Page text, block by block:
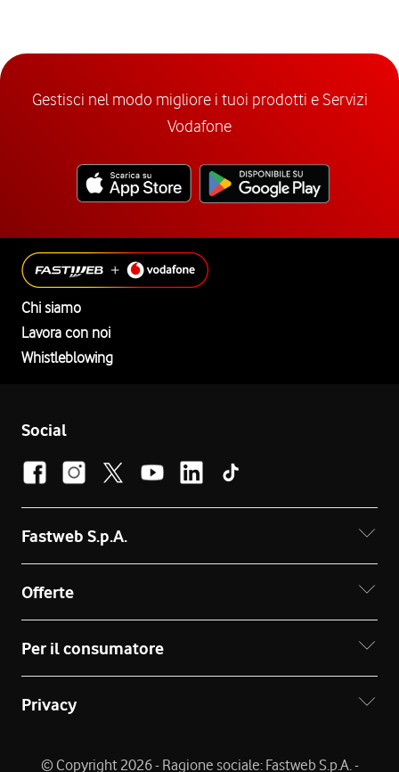
Gestisci nel modo migliore i tuoi prodotti e Servizi
Vodafone
Chi siamo
Lavora con noi
Whistleblowing
Social
Fastweb S.p.A.
Offerte
Per il consumatore
Privacy
© Copyright 2026 - Ragione sociale: Fastweb S.p.A. -